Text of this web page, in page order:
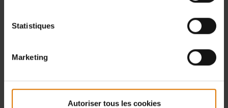
Statistiques
Marketing
Autoriser tous les cookies